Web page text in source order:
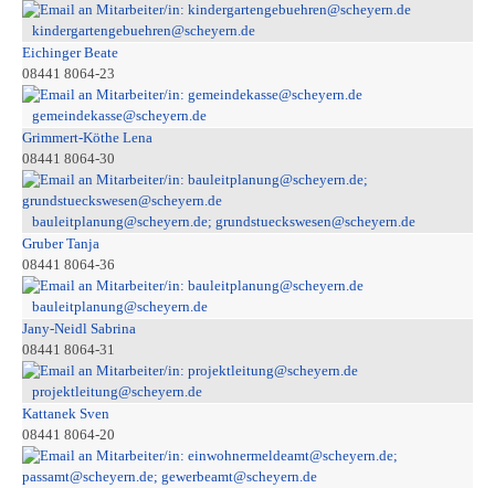
kindergartengebuehren@scheyern.de
Eichinger Beate
08441 8064-23
gemeindekasse@scheyern.de
Grimmert-Köthe Lena
08441 8064-30
bauleitplanung@scheyern.de; grundstueckswesen@scheyern.de
Gruber Tanja
08441 8064-36
bauleitplanung@scheyern.de
Jany-Neidl Sabrina
08441 8064-31
projektleitung@scheyern.de
Kattanek Sven
08441 8064-20